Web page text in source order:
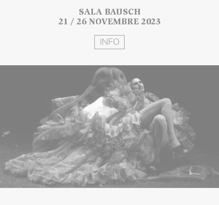
SALA BAUSCH
21 / 26 NOVEMBRE 2023
INFO